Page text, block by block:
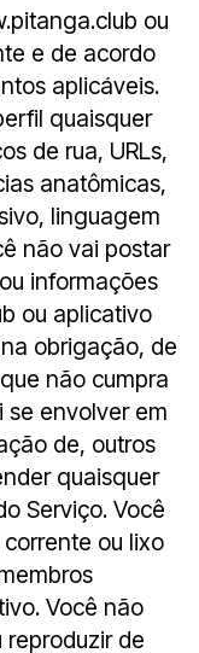
ou
e de acordo
aplicáveis.
quaisquer
de rua, URLs,
anatômicas,
linguagem
não vai postar
informações
ou aplicativo
obrigação, de
não cumpra
se envolver em
de, outros
quaisquer
Serviço. Você
ou lixo
Você não
reproduzir de